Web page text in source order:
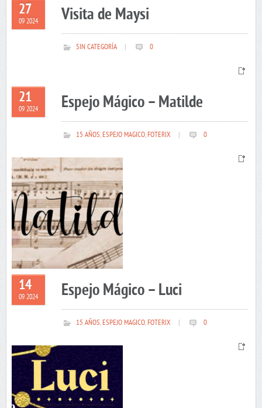
27
09 2024 Visita de Maysi
SIN CATEGORÍA 0
21
09 2024 Espejo Mágico – Matilde
15 AÑOS,ESPEJO MAGICO,FOTERIX 0
14
09 2024 Espejo Mágico – Luci
15 AÑOS,ESPEJO MAGICO,FOTERIX 0